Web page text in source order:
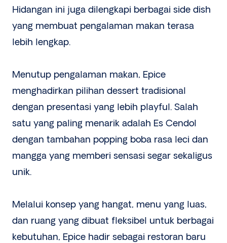
Hidangan ini juga dilengkapi berbagai side dish
yang membuat pengalaman makan terasa
lebih lengkap.
Menutup pengalaman makan, Epice
menghadirkan pilihan dessert tradisional
dengan presentasi yang lebih playful. Salah
satu yang paling menarik adalah Es Cendol
dengan tambahan popping boba rasa leci dan
mangga yang memberi sensasi segar sekaligus
unik.
Melalui konsep yang hangat, menu yang luas,
dan ruang yang dibuat fleksibel untuk berbagai
kebutuhan, Epice hadir sebagai restoran baru